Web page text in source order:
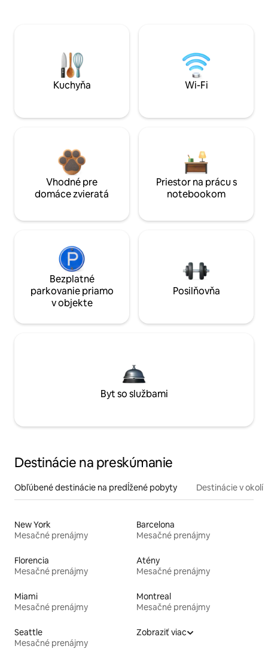
Kuchyňa Wi-Fi
Vhodné pre
domáce zvieratá
Priestor na prácu s
notebookom
Bezplatné
parkovanie priamo
v objekte
Posilňovňa
Byt so službami
Destinácie na preskúmanie
Obľúbené destinácie na predĺžené pobyty Destinácie v okolí
New York
Mesačné prenájmy
Barcelona
Mesačné prenájmy
Florencia
Mesačné prenájmy
Atény
Mesačné prenájmy
Miami
Mesačné prenájmy
Montreal
Mesačné prenájmy
Seattle
Mesačné prenájmy
Zobraziť viac